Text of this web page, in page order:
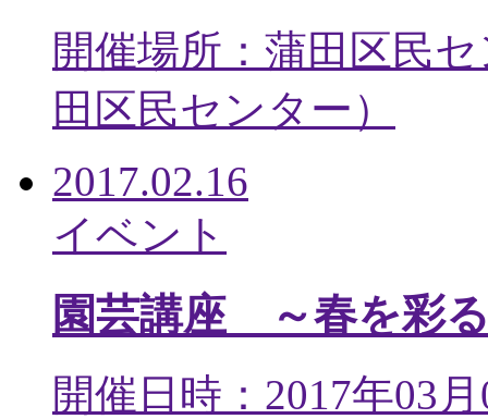
開催場所：蒲田区民
田区民センター ）
2017.02.16
イベント
園芸講座 ～春を彩
開催日時：2017年03